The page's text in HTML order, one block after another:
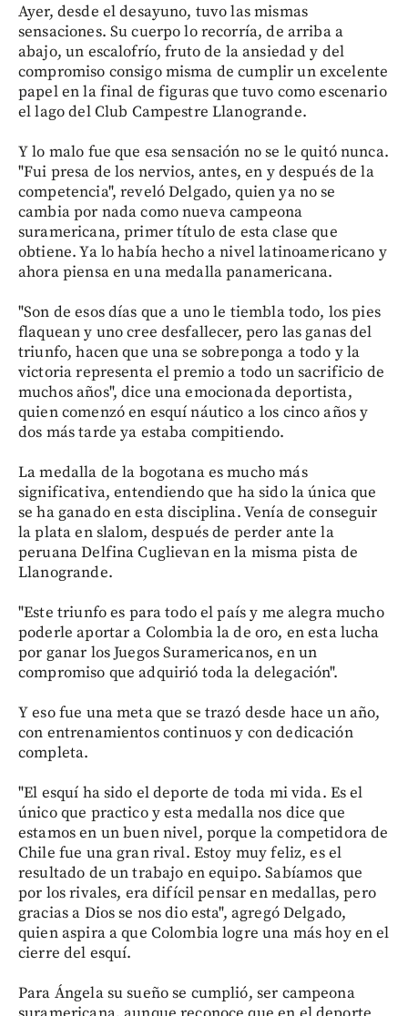
Ayer, desde el desayuno, tuvo las mismas
sensaciones. Su cuerpo lo recorría, de arriba a
abajo, un escalofrío, fruto de la ansiedad y del
compromiso consigo misma de cumplir un excelente
papel en la final de figuras que tuvo como escenario
el lago del Club Campestre Llanogrande.
Y lo malo fue que esa sensación no se le quitó nunca.
"Fui presa de los nervios, antes, en y después de la
competencia", reveló Delgado, quien ya no se
cambia por nada como nueva campeona
suramericana, primer título de esta clase que
obtiene. Ya lo había hecho a nivel latinoamericano y
ahora piensa en una medalla panamericana.
"Son de esos días que a uno le tiembla todo, los pies
flaquean y uno cree desfallecer, pero las ganas del
triunfo, hacen que una se sobreponga a todo y la
victoria representa el premio a todo un sacrificio de
muchos años", dice una emocionada deportista,
quien comenzó en esquí náutico a los cinco años y
dos más tarde ya estaba compitiendo.
La medalla de la bogotana es mucho más
significativa, entendiendo que ha sido la única que
se ha ganado en esta disciplina. Venía de conseguir
la plata en slalom, después de perder ante la
peruana Delfina Cuglievan en la misma pista de
Llanogrande.
"Este triunfo es para todo el país y me alegra mucho
poderle aportar a Colombia la de oro, en esta lucha
por ganar los Juegos Suramericanos, en un
compromiso que adquirió toda la delegación".
Y eso fue una meta que se trazó desde hace un año,
con entrenamientos continuos y con dedicación
completa.
"El esquí ha sido el deporte de toda mi vida. Es el
único que practico y esta medalla nos dice que
estamos en un buen nivel, porque la competidora de
Chile fue una gran rival. Estoy muy feliz, es el
resultado de un trabajo en equipo. Sabíamos que
por los rivales, era difícil pensar en medallas, pero
gracias a Dios se nos dio esta", agregó Delgado,
quien aspira a que Colombia logre una más hoy en el
cierre del esquí.
Para Ángela su sueño se cumplió, ser campeona